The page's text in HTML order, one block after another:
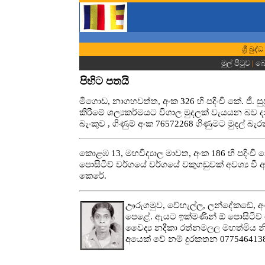
ශ්‍රී
මුල් පිටුව |
පිහිට පතයි
මීගොඩ, නාගහවත්ත, අංක 326 හි පදිංචි කේ.
කිරීමේ ශල්‍යකර්මයට විශාල මුදලක් වැයයන බව
බැංකුව , ගිණුම් අංක 76572268 ගිණුමට මුදල්
කොළඹ 13, මහවිද්‍යාල මාවත, අංක 186 හි
පොසිටිව් වර්ගයේ වර්ගයේ වකුගඩුවක් අවශ්‍ය වී
කෙරේ.
ඌරුගමුව, වේහැල්ල, ලන්දේකඩේ,
පෙළේ. ඇයට ඉක්මණින් ඕ පොසිටිව්
වෛද්‍ය නදීකා රත්නමලල මහත්මිය
අයෙක් වේ නම් දුරකතන